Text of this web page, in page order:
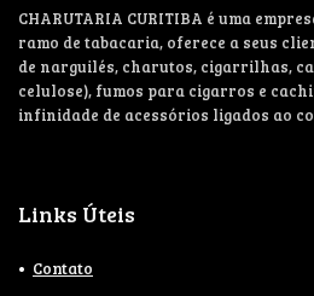
CHARUTARIA CURITIBA é uma
ramo de tabacaria, oferece a seus
de narguilés, charutos, cigarrilhas,
celulose), fumos para cigarros e
infinidade de acessórios ligados ao
Links Úteis
Contato